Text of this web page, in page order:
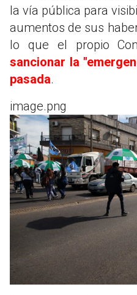
la vía pública para
aumentos de sus
lo que el propio
sancionar la
pasada.
image.png